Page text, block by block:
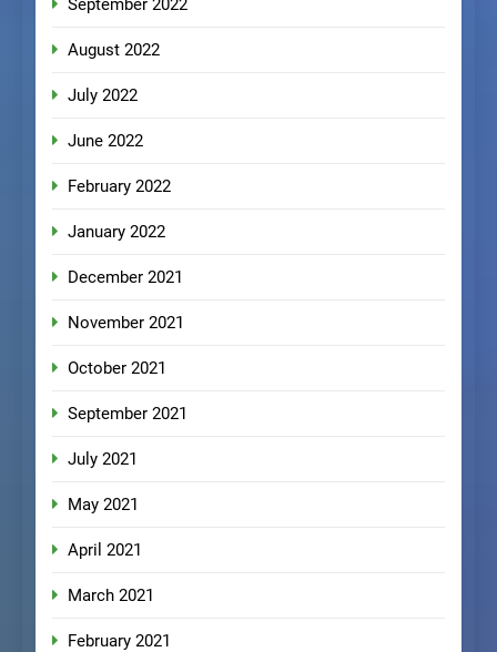
September 2022
August 2022
July 2022
June 2022
February 2022
January 2022
December 2021
November 2021
October 2021
September 2021
July 2021
May 2021
April 2021
March 2021
February 2021